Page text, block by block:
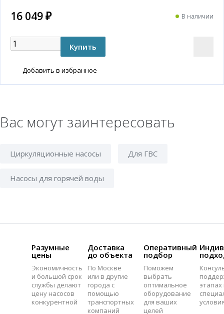
16 049 ₽ В наличии
Добавить в избранное
Вас могут заинтересовать
Циркуляционные насосы Для ГВС
Насосы для горячей воды
Разумные
цены
Экономичность
и большой срок
службы делают
цену насосов
конкурентной
Доставка
до объекта
По Москве
или в другие
города с
помощью
транспортных
компаний
Оперативный
подбор
Поможем
выбрать
оптимальное
оборудование
для ваших
целей
этапах